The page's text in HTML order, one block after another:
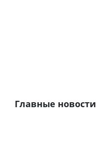
Главные новости